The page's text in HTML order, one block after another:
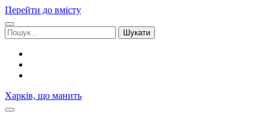
Перейти до вмісту
Шукати:
Харків, що манить